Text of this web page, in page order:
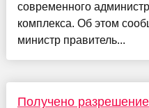
современного
комплекса. Об этом
министр правитель...
Получено